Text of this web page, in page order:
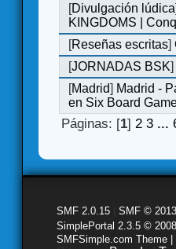
[Divulgación lúdica
KINGDOMS |
[Reseñas escritas]
[JORNADAS BSK
[Madrid] Madrid -
en Six Board
Páginas: [1]2 3 ...
SMF 2.0.15 SMF © 2013
SimplePortal 2.3.5 ©
SMFSimple.com Theme